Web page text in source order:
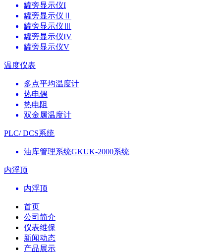
罐旁显示仪I
罐旁显示仪Ⅱ
罐旁显示仪Ⅲ
罐旁显示仪IV
罐旁显示仪V
温度仪表
多点平均温度计
热电偶
热电阻
双金属温度计
PLC/ DCS系统
油库管理系统GKUK-2000系统
内浮顶
内浮顶
首页
公司简介
仪表维保
新闻动态
产品展示